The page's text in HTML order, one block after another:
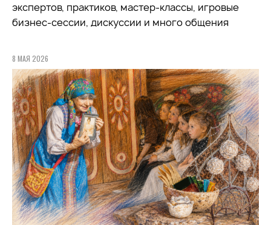
экспертов, практиков, мастер-классы, игровые
бизнес-сессии, дискуссии и много общения
8 МАЯ 2026